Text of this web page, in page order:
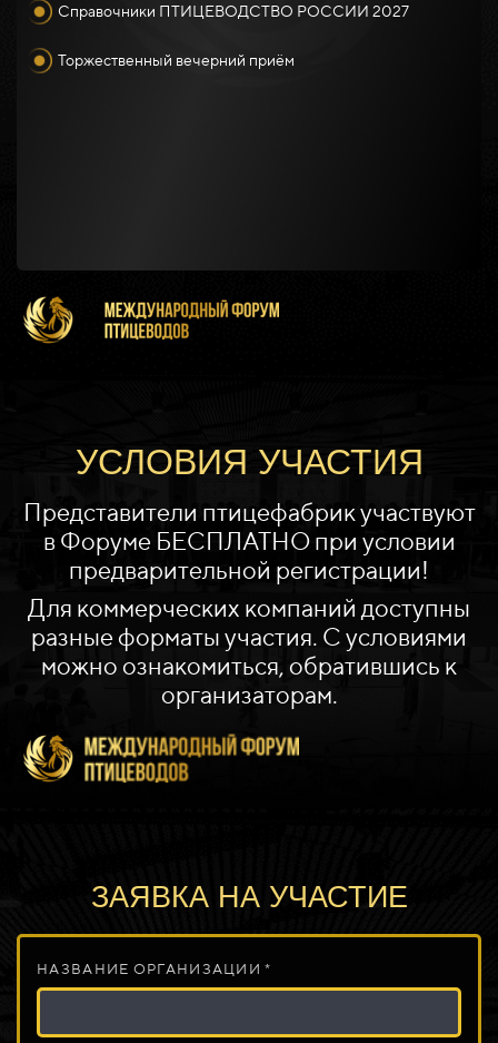
Справочники ПТИЦЕВОДСТВО РОССИИ 2027
Торжественный вечерний приём
УСЛОВИЯ УЧАСТИЯ
Представители птицефабрик участвуют
в Форуме БЕСПЛАТНО при условии
предварительной регистрации!
Для коммерческих компаний доступны
разные форматы участия. С условиями
можно ознакомиться, обратившись к
организаторам.
ЗАЯВКА НА УЧАСТИЕ
НАЗВАНИЕ ОРГАНИЗАЦИИ *